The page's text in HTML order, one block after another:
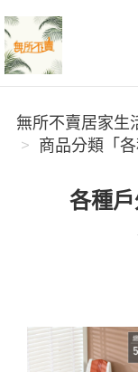
無所不賣居家生活
無所不賣居家生
商品分類「
各種